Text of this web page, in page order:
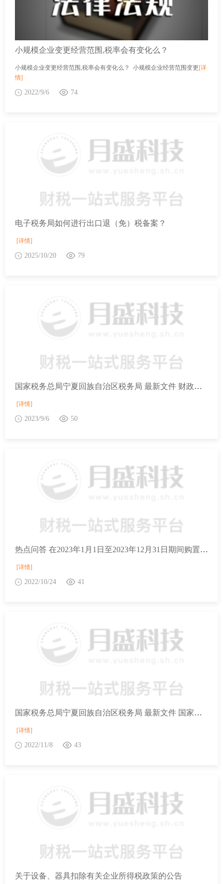
小规模企业变更经营范围,税率会有变化么？
小规模企业变更经营范围,税率会有变化么？ 小规模企业经营范围变更[详
情]
2022/9/6 74
电子税务局如何进行出口退（免）税备案？
[详情]
2025/10/20 79
国家税务总局宁夏回族自治区税务局 最新文件 财政部 税务总局关于设备、器具扣除有关企业所得税政策的公告
[详情]
2023/9/6 50
热点问答 在2023年1月1日至2023年12月31日期间购置的新能源汽车，是否征收车辆购置税？
[详情]
2022/10/24 41
国家税务总局宁夏回族自治区税务局 最新文件 国家税务总局关于企业所得税若干政策征管口径问题的公告
[详情]
2022/11/8 43
关于设备、器具扣除有关企业所得税政策的公告